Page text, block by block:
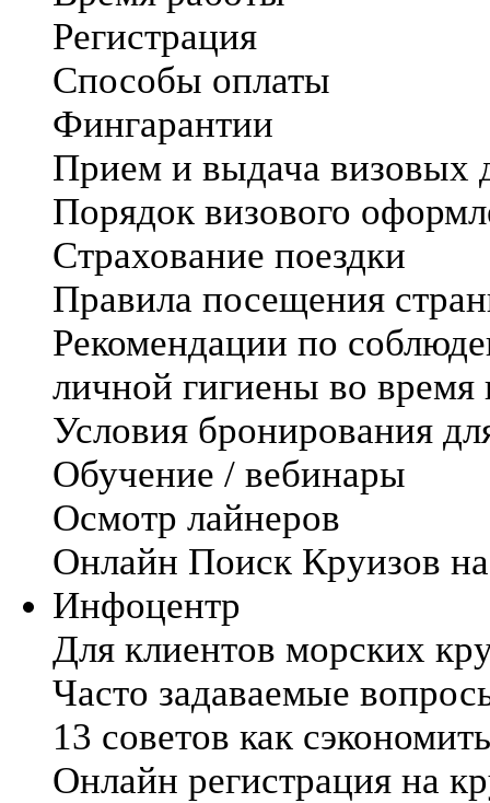
Регистрация
Способы оплаты
Фингарантии
Прием и выдача визовых
Порядок визового
Страхование поездки
Правила посещения
Рекомендации по
личной гигиены во время
Условия бронирования
Обучение / вебинары
Осмотр лайнеров
Онлайн Поиск Круизов
Инфоцентр
Для клиентов морских
Часто задаваемые
13 советов как
Онлайн регистрация на